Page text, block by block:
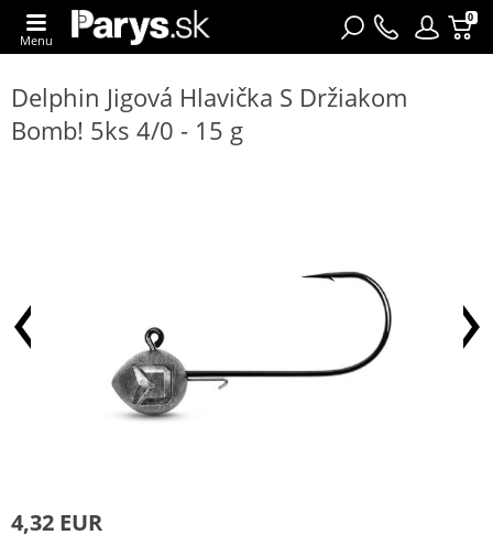
0
Menu
Delphin Jigová Hlavička S Držiakom
Bomb! 5ks 4/0 - 15 g
4,32 EUR